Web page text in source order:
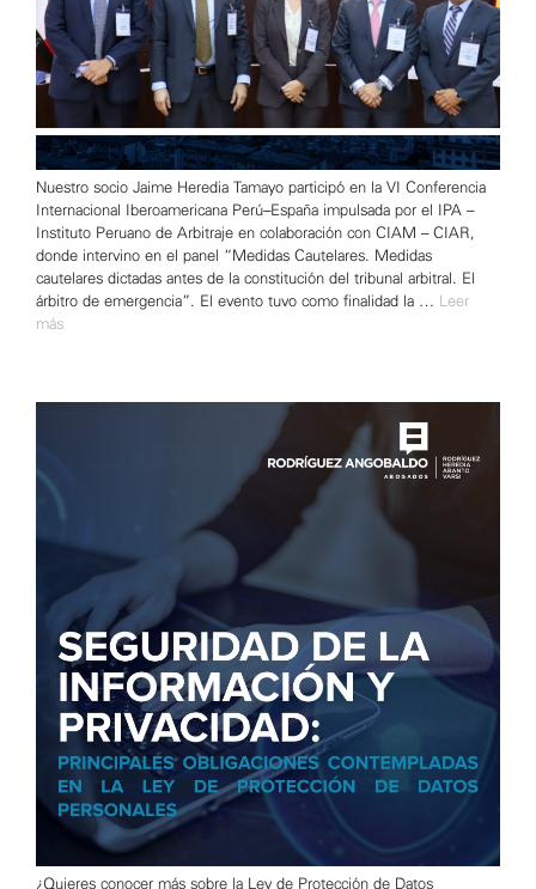
Nuestro socio Jaime Heredia Tamayo participó en la VI Conferencia
Internacional Iberoamericana Perú–España impulsada por el IPA –
Instituto Peruano de Arbitraje en colaboración con CIAM – CIAR,
donde intervino en el panel “Medidas Cautelares. Medidas
cautelares dictadas antes de la constitución del tribunal arbitral. El
árbitro de emergencia”. El evento tuvo como finalidad la …
Leer
más
¿Quieres conocer más sobre la Ley de Protección de Datos